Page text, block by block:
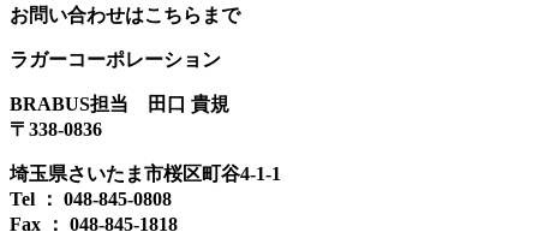
お問い合わせはこちらまで
ラガーコーポレーション
BRABUS担当 田口 貴規
〒338-0836
埼玉県さいたま市桜区町谷4-1-1
Tel ： 048-845-0808
Fax ： 048-845-1818